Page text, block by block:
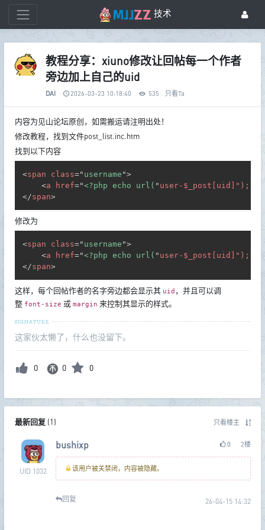
技术
教程分享：xiuno修改让回帖每一个作者
旁边加上自己的uid
DAI 2026-03-23 10:18:40 535 只看Ta
内容为见山论坛原创，如需搬运请注明出处！
修改教程，找到文件post_list.inc.htm
找到以下内容
<span class=" username ">
<a href="<?php echo url( " user-$_post[uid]");?
</span>
修改为
<span class=" username ">
<a href="<?php echo url( " user-$_post[uid]");?
</span>
这样，每个回帖作者的名字旁边都会显示其 uid ，并且可以调
整 font-size 或 margin 来控制其显示的样式。
这家伙太懒了，什么也没留下。
0 0
0
最新回复(1) 只看楼主
UID 1032
bushixp 0 2楼
该用户被关禁闭，内容被隐藏。
回复 26-04-15 14:32